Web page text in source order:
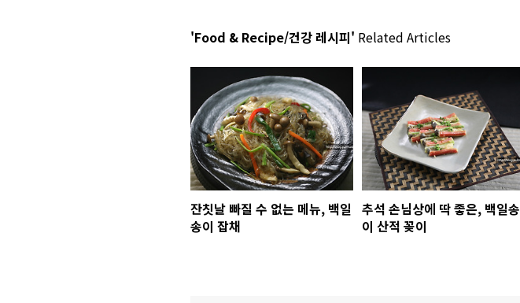
'Food & Recipe/건강 레시피' Related Articles
잔칫날 빠질 수 없는 메뉴, 백일
송이 잡채
추석 손님상에 딱 좋은, 백일송
이 산적 꽂이